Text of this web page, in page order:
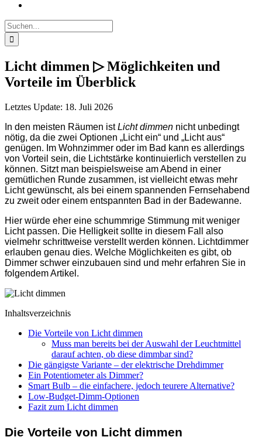
Suche
nach:
Licht dimmen ▷ Möglichkeiten und
Vorteile im Überblick
Letztes Update: 18. Juli 2026
In den meisten Räumen istLicht dimmen nicht unbedingt
nötig, da die zwei Optionen „Licht ein“ und „Licht aus“
genügen. Im Wohnzimmer oder im Bad kann es allerdings
von Vorteil sein, die Lichtstärke kontinuierlich verstellen zu
können. Sitzt man beispielsweise am Abend in einer
gemütlichen Runde zusammen, ist vielleicht etwas mehr
Licht gewünscht, als bei einem spannenden Fernsehabend
zu zweit oder einem entspannten Bad in der Badewanne.
Hier würde eher eine schummrige Stimmung mit weniger
Licht passen. Die Helligkeit sollte in diesem Fall also
vielmehr schrittweise verstellt werden können. Lichtdimmer
erlauben genau dies. Welche Möglichkeiten es gibt, ob
Dimmer schwer einzubauen sind und mehr erfahren Sie in
folgendem Artikel.
Inhaltsverzeichnis
Die Vorteile von Licht dimmen
Muss man bereits bei der Auswahl der Leuchtmittel
darauf achten, ob diese dimmbar sind?
Die gängigste Variante – der elektrische Drehdimmer
Ein Potentiometer als Dimmer?
Smart Bulb – die einfachere, jedoch teurere Alternative?
Low-Budget-Dimm-Optionen
Fazit zum Licht dimmen
Die Vorteile von Licht dimmen